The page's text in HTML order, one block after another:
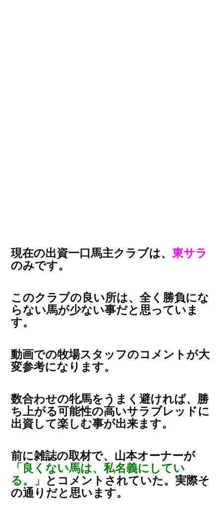
現在の出資一口馬主クラブは、東サラ
のみです。
このクラブの良い所は、全く勝負にな
らない馬が少ない事だと思っていま
す。
動画での牧場スタッフのコメントが大
変参考になります。
数合わせの牝馬をうまく避ければ、勝
ち上がる可能性の高いサラブレッドに
出資して楽しむ事が出来ます。
前に雑誌の取材で、山本オーナーが
「良くない馬は、私名義にしてい
る。」 とコメントされていた。実際そ
の通りだと思います。